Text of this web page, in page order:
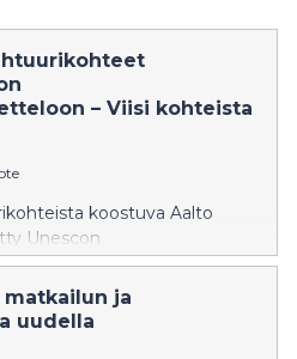
– Viisi kohteista
koostuva Aalto
Unescon
Yhteensä 13 kohteesta
talon, Alvar Aallon
sekä
ja
uudella